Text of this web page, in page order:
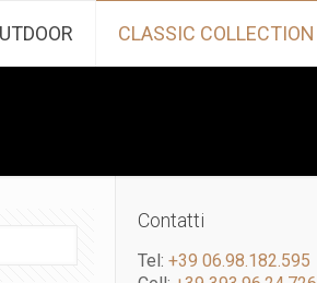
CLASSIC COLLECTION
Contatti
Tel: +39 06.98.182.595